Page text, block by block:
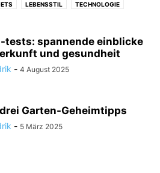
LEBENSSTIL TECHNOLOGIE
tests: spannende einblicke
und gesundheit
- 4 August 2025
Garten-Geheimtipps
- 5 März 2025